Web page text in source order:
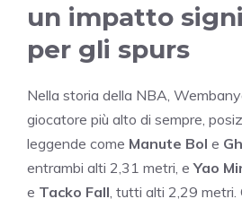
un impatto
per gli spurs
Nella storia della NBA,
giocatore più alto di sempre,
leggende come Manute Bol e
entrambi alti 2,31 metri, eYao
e Tacko Fall , tutti alti 2,29